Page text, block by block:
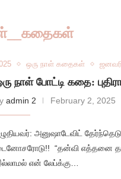
ஒரு நாள் கதைகள்
நாள் போட்டி கதை:
admin 2 February 2, 2025
அனுஷாடேவிட்
“தன்வி எத்தனை
என் லேப்க்கு…